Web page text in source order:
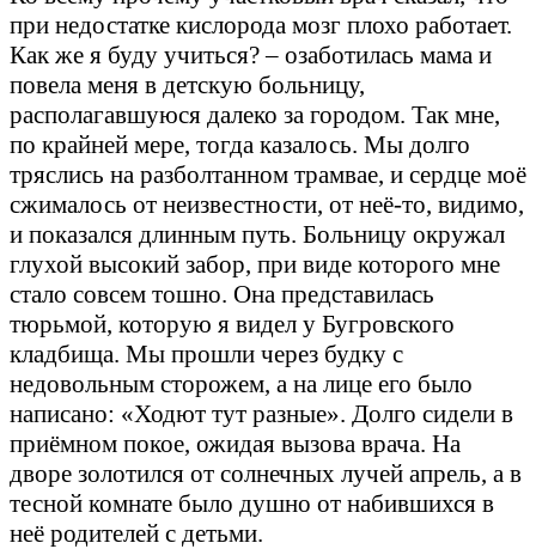
при недостатке кислорода мозг плохо работает.
Как же я буду учиться? – озаботилась мама и
повела меня в детскую больницу,
располагавшуюся далеко за городом. Так мне,
по крайней мере, тогда казалось. Мы долго
тряслись на разболтанном трамвае, и сердце моё
сжималось от неизвестности, от неё-то, видимо,
и показался длинным путь. Больницу окружал
глухой высокий забор, при виде которого мне
стало совсем тошно. Она представилась
тюрьмой, которую я видел у Бугровского
кладбища. Мы прошли через будку с
недовольным сторожем, а на лице его было
написано: «Ходют тут разные». Долго сидели в
приёмном покое, ожидая вызова врача. На
дворе золотился от солнечных лучей апрель, а в
тесной комнате было душно от набившихся в
неё родителей с детьми.